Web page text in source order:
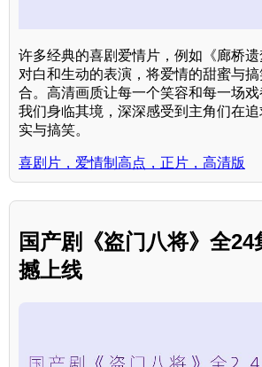
许多经典的喜剧爱情片，例如《廊桥
对白和生动的表演，将爱情的甜蜜与
合。高清画质让每一个笑容和每一场
我们身临其境，深深感受到主角们在
实与搞笑。
喜剧片，爱情制高点，正片，高清版
国产剧《盗门八将》全24
撼上线